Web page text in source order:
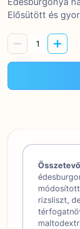
Elősütött és
rizsliszt,